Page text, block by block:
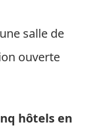
salle de
ouverte
hôtels en